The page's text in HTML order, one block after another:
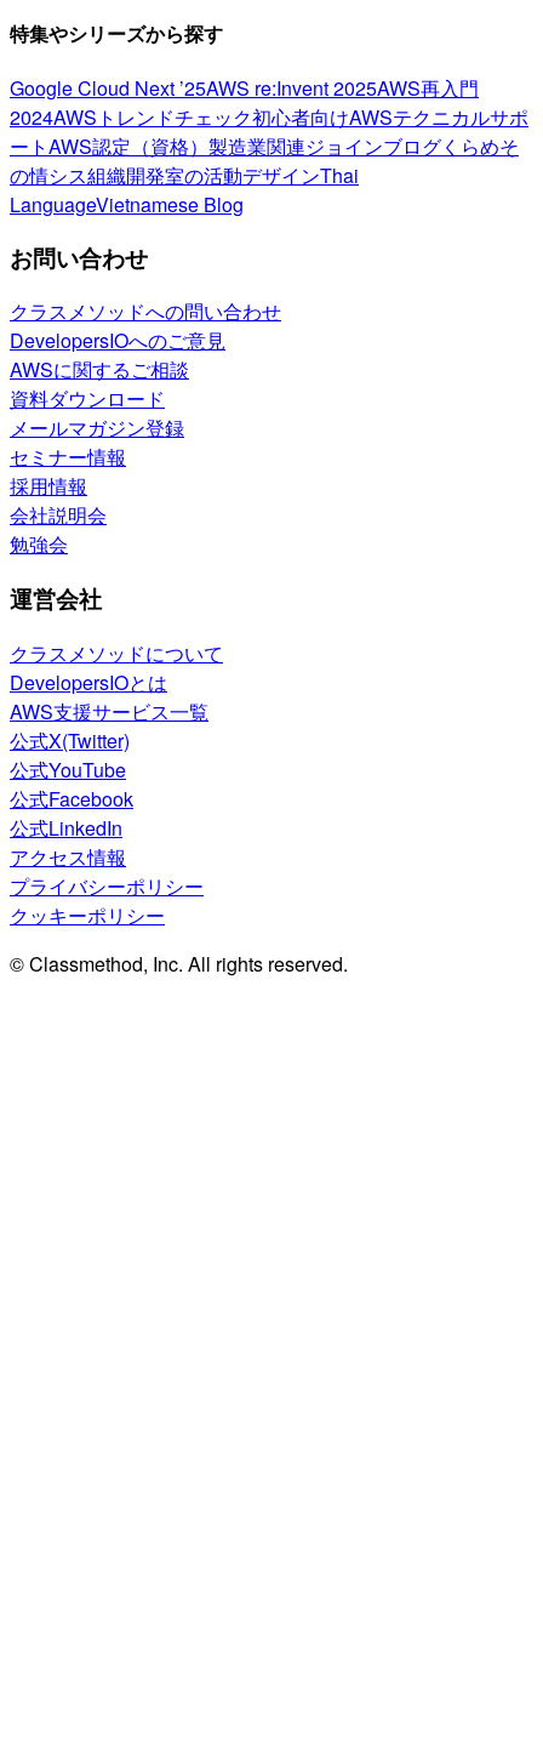
特集やシリーズから探す
Google Cloud Next ’25AWS re:Invent 2025AWS再入門
2024AWSトレンドチェック初心者向けAWSテクニカルサポ
ートAWS認定（資格） 製造業関連ジョインブログくらめそ
の情シス組織開発室の活動デザインThai
LanguageVietnamese Blog
お問い合わせ
クラスメソッドへの問い合わせ
DevelopersIOへのご意見
AWSに関するご相談
資料ダウンロード
メールマガジン登録
セミナー情報
採用情報
会社説明会
勉強会
運営会社
クラスメソッドについて
DevelopersIOとは
AWS支援サービス一覧
公式X(Twitter)
公式YouTube
公式Facebook
公式LinkedIn
アクセス情報
プライバシーポリシー
クッキーポリシー
© Classmethod, Inc. All rights reserved.